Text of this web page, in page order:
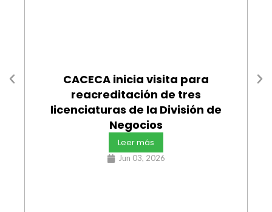
CACECA inicia visita para
reacreditación de tres
licenciaturas de la División de
Negocios
Leer más
Jun 03, 2026